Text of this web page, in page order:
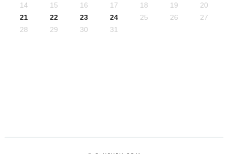
14
15 16 17 18 19
20
21
22 23 24 25 26
27
28
29 30 31